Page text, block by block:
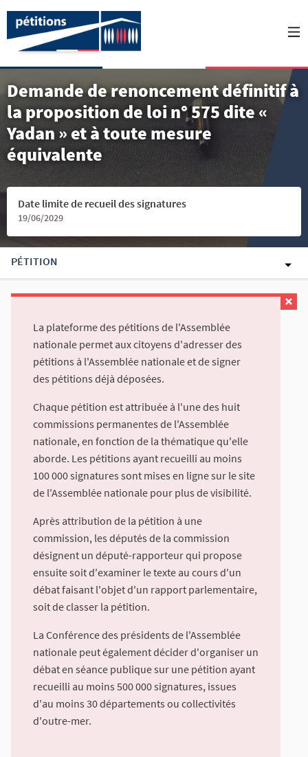
Demande de renoncement définitif à
la proposition de loi n° 575 dite «
Yadan » et à toute mesure
équivalente
Date limite de recueil des signatures
19/06/2029
PÉTITION
La plateforme des pétitions de l'Assemblée
nationale permet aux citoyens d'adresser des
pétitions à l'Assemblée nationale et de signer
des pétitions déjà déposées.
Chaque pétition est attribuée à l'une des huit
commissions permanentes de l'Assemblée
nationale, en fonction de la thématique qu'elle
aborde. Les pétitions ayant recueilli au moins
100 000 signatures sont mises en ligne sur le site
de l'Assemblée nationale pour plus de visibilité.
Après attribution de la pétition à une
commission, les députés de la commission
désignent un député-rapporteur qui propose
ensuite soit d'examiner le texte au cours d'un
débat faisant l'objet d'un rapport parlementaire,
soit de classer la pétition.
La Conférence des présidents de l'Assemblée
nationale peut également décider d'organiser un
débat en séance publique sur une pétition ayant
recueilli au moins 500 000 signatures, issues
d'au moins 30 départements ou collectivités
d'outre-mer.